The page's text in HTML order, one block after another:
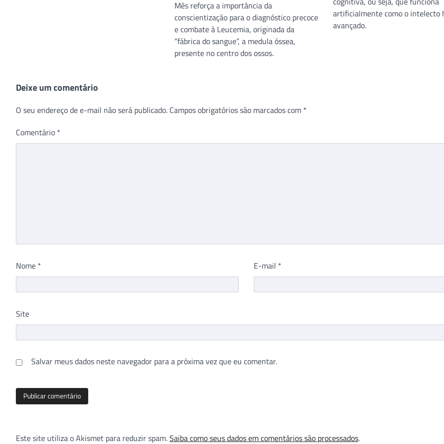
Mês reforça a importância da
conscientização para o diagnóstico precoce
e combate à Leucemia, originada da
“fábrica do sangue”, a medula óssea,
presente no centro dos ossos.
artificialmente como o intelecto
avançado.
Deixe um comentário
O seu endereço de e-mail não será publicado. Campos obrigatórios são marcados com *
Comentário *
Nome * E-mail *
Site
Salvar meus dados neste navegador para a próxima vez que eu comentar.
Este site utiliza o Akismet para reduzir spam.Saiba como seus dados em comentários são processados.